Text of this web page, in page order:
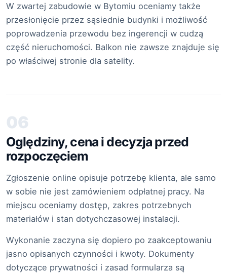
W zwartej zabudowie w Bytomiu oceniamy także
przesłonięcie przez sąsiednie budynki i możliwość
poprowadzenia przewodu bez ingerencji w cudzą
część nieruchomości. Balkon nie zawsze znajduje się
po właściwej stronie dla satelity.
06
Oględziny, cena i decyzja przed
rozpoczęciem
Zgłoszenie online opisuje potrzebę klienta, ale samo
w sobie nie jest zamówieniem odpłatnej pracy. Na
miejscu oceniamy dostęp, zakres potrzebnych
materiałów i stan dotychczasowej instalacji.
Wykonanie zaczyna się dopiero po zaakceptowaniu
jasno opisanych czynności i kwoty. Dokumenty
dotyczące prywatności i zasad formularza są